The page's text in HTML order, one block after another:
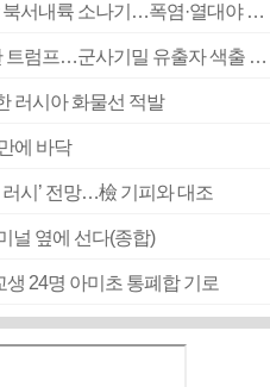
부산 울산 경남 구름 많고 경남 북서내륙 소나기…폭염·열대야 계속
‘탄약 부족 사태’ 보도에 격노한 트럼프…군사기밀 유출자 색출 지시
러시아 화물선 적발
에 바닥
시’ 전망…檢 기피와 대조
널 옆에 선다(종합)
24명 아미초 통폐합 기로